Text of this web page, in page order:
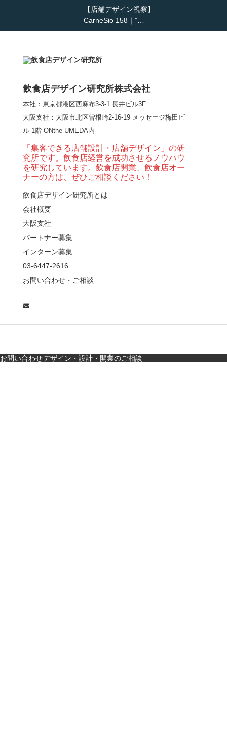
【店舗デザイン視察】
CarneSio 158｜”…
【熊の鳥焼き】囲炉裏
とライブ感を両立した
和モダン串揚げ店。
「…
【Queux Norme（クゥ
ノルム）】女子会にお
薦めな&…
な店舗デザイン
料理・個室の距離感か
飲食店デザイン研究所株式会社
本社：東京都港区西麻布3-3-1 長井ビル3F
大阪支社 ：大阪市北区曽根崎2-16-19 メッセージ梅田ビ
ル 1階 ONthe UMEDA内
「集客できる店舗設計・店舗デザイン」の研
究所です。飲食店経営を成功させるノウハウ
を研究しています。飲食店開業、飲食店オー
ナーの方は、ぜひご相談ください！
飲食店デザイン研究所とは
会社概要
大阪支社
パートナー募集
インターン募集
03-6447-2616
お問い合わせ・ご相談
お問い合わせデザイン・設計・開業のご相談